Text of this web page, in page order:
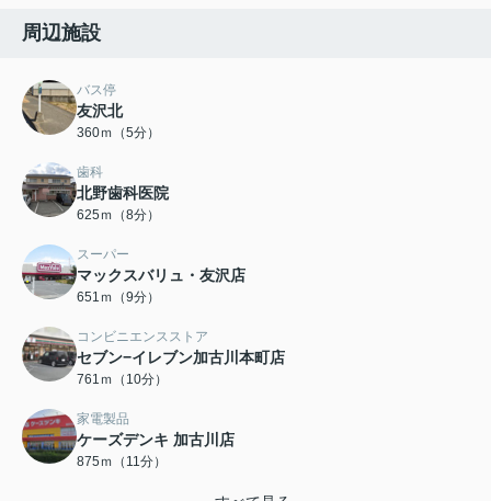
周辺施設
バス停
友沢北
360ｍ（5分）
歯科
北野歯科医院
625ｍ（8分）
スーパー
マックスバリュ・友沢店
651ｍ（9分）
コンビニエンスストア
セブン−イレブン加古川本町店
761ｍ（10分）
家電製品
ケーズデンキ 加古川店
875ｍ（11分）